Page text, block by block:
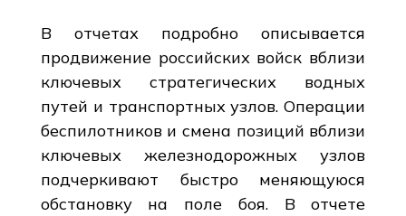
В отчетах подробно описывается
продвижение российских войск вблизи
ключевых стратегических водных
путей и транспортных узлов. Операции
беспилотников и смена позиций вблизи
ключевых железнодорожных узлов
подчеркивают быстро меняющуюся
обстановку на поле боя. В отчете